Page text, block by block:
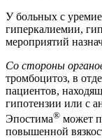
У больных с
гиперкалиемии,
мероприятий
Со стороны
тромбоцитоз, в
пациентов,
гипотензии или с
Эпостима® может
повышенной